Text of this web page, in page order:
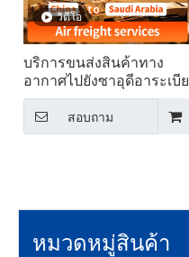
วิดีโอ
บริการขนส่งสินค้าทาง
อากาศไปยังซาอุดีอาระเบีย
สอบถาม
หมวดหมู่สินค้า